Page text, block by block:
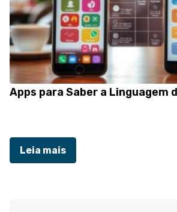
Apps para Saber a Linguagem
Leia mais